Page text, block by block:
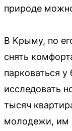
природе
В Крыму, по
снять
парковаться
исследовать
тысяч
молодежи, им